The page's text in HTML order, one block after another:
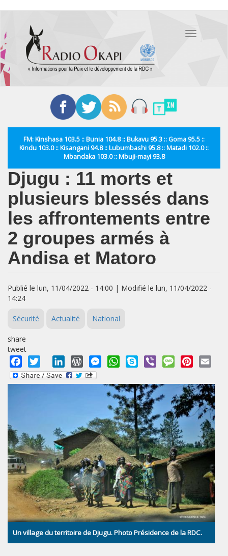
contenu
principal
Toggle
FM: Kinshasa 103.5 :: Bunia 104.8 :: Bukavu 95.3 :: Goma 95.5 ::
Kindu 103.0 :: Kisangani 94.8 :: Lubumbashi 95.8 :: Matadi 102.0 ::
Mbandaka 103.0 :: Mbuji-mayi 93.8
Djugu : 11 morts et
plusieurs blessés dans
les affrontements entre
2 groupes armés à
Andisa et Matoro
Publié le lun, 11/04/2022 - 14:00 | Modifié le lun, 11/04/2022 -
14:24
Sécurité Actualité National
share
tweet
Facebook
Twitter LinkedInWordPressMessengerWhatsApp
Skype Viber MessagePinterest
Un village du territoire de Djugu. Photo Présidence de la RDC.